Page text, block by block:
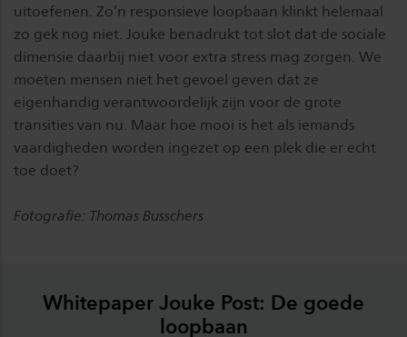
uitoefenen. Zo’n responsieve loopbaan klinkt helemaal
zo gek nog niet. Jouke benadrukt tot slot dat de sociale
dimensie daarbij niet voor extra stress mag zorgen. We
moeten mensen niet het gevoel geven dat ze
eigenhandig verantwoordelijk zijn voor de grote
transities van nu. Maar hoe mooi is het als iemands
vaardigheden worden ingezet op een plek die er echt
toe doet?
Fotografie: Thomas Busschers
Whitepaper Jouke Post: De goede
loopbaan